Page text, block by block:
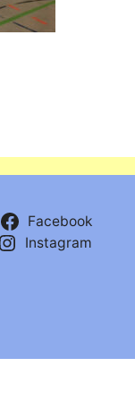
Facebook
Instagram